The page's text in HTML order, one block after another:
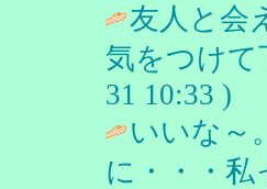
友人と会
気をつけ
31 10:33 )
いいな～
に・・・